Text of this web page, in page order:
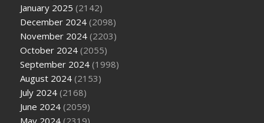
January 2025 (2142)
December 2024 (2098)
November 2024 (2203)
October 2024 (2055)
September 2024 (1998)
August 2024 (2153)
July 2024 (2168)
June 2024 (2059)
May 2024 (2319)